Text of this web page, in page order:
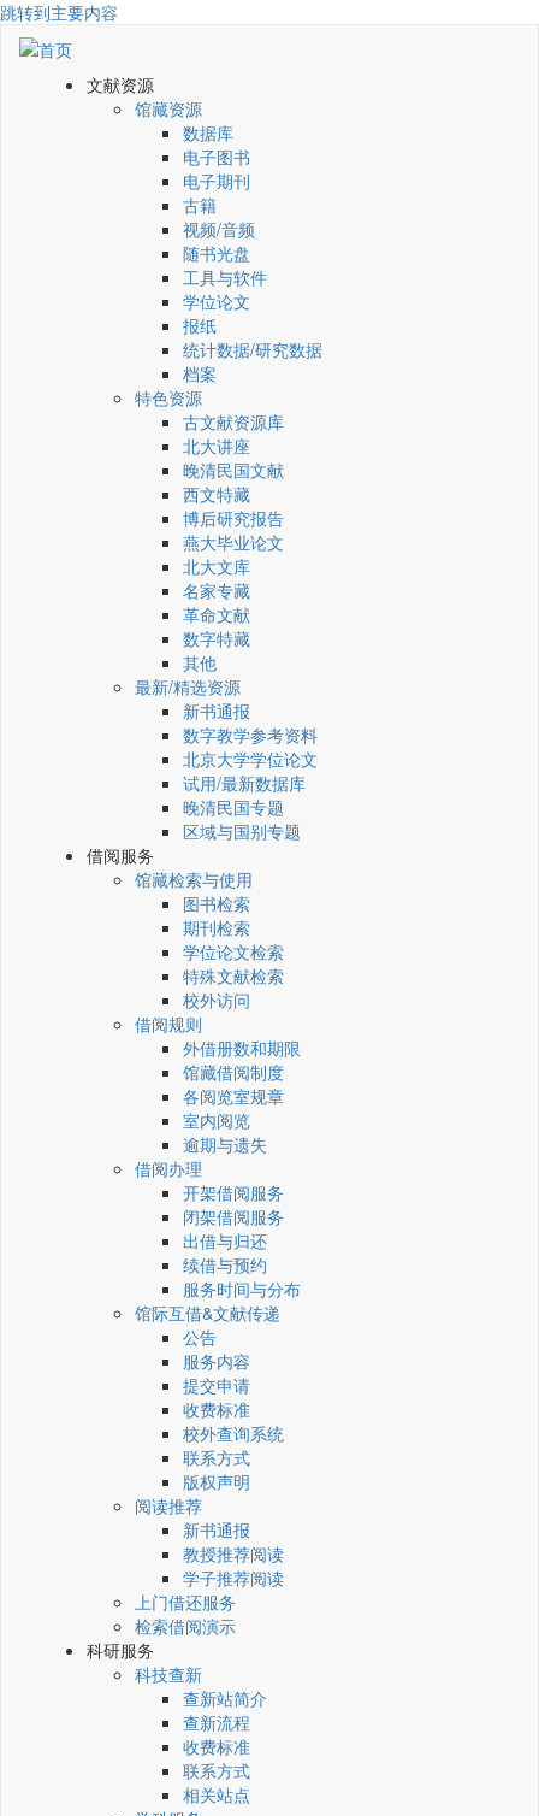
跳转到主要内容
文献资源
馆藏资源
数据库
电子图书
电子期刊
古籍
视频/音频
随书光盘
工具与软件
学位论文
报纸
统计数据/研究数据
档案
特色资源
古文献资源库
北大讲座
晚清民国文献
西文特藏
博后研究报告
燕大毕业论文
北大文库
名家专藏
革命文献
数字特藏
其他
最新/精选资源
新书通报
数字教学参考资料
北京大学学位论文
试用/最新数据库
晚清民国专题
区域与国别专题
借阅服务
馆藏检索与使用
图书检索
期刊检索
学位论文检索
特殊文献检索
校外访问
借阅规则
外借册数和期限
馆藏借阅制度
各阅览室规章
室内阅览
逾期与遗失
借阅办理
开架借阅服务
闭架借阅服务
出借与归还
续借与预约
服务时间与分布
馆际互借&文献传递
公告
服务内容
提交申请
收费标准
校外查询系统
联系方式
版权声明
阅读推荐
新书通报
教授推荐阅读
学子推荐阅读
上门借还服务
检索借阅演示
科研服务
科技查新
查新站简介
查新流程
收费标准
联系方式
相关站点